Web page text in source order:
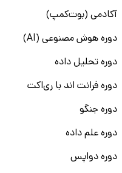
آکادمی (بوت‌کمپ)
دوره هوش مصنوعی (AI)
دوره تحلیل داده
دوره فرانت اند با ری‌اکت
دوره جنگو
دوره علم داده
دوره دواپس